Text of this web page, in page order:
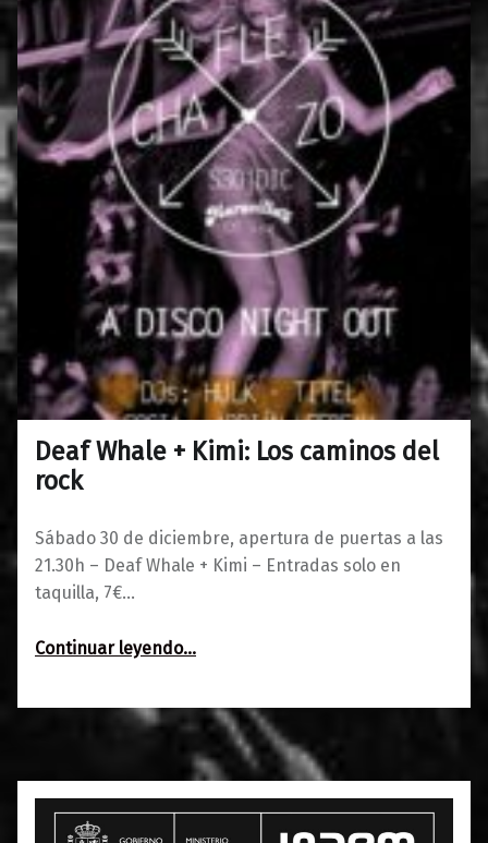
Deaf Whale + Kimi: Los caminos del
rock
Sábado 30 de diciembre, apertura de puertas a las
21.30h – Deaf Whale + Kimi – Entradas solo en
taquilla, 7€…
Continuar leyendo“Deaf Whale + Kimi: Los caminos del rock”
…
26/12/2017
0
Maravillas